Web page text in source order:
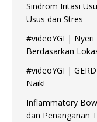
Sindrom Iritasi
Usus dan Stres
#videoYGI | Nyeri
Berdasarkan
#videoYGI |
Naik!
Inflammatory
dan Penanganan